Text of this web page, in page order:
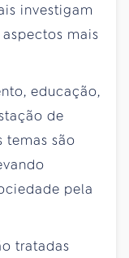
investigam
mais
educação,
de
temas são
pela
tratadas